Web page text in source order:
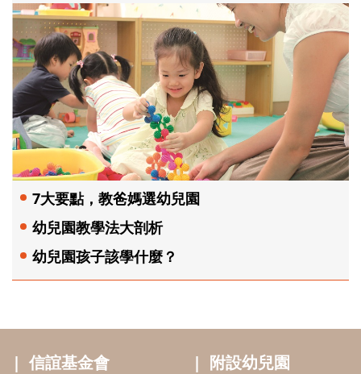
7大要點，教爸媽選幼兒園
幼兒園教學法大剖析
幼兒園孩子該學什麼？
信誼基金會 附設幼兒園